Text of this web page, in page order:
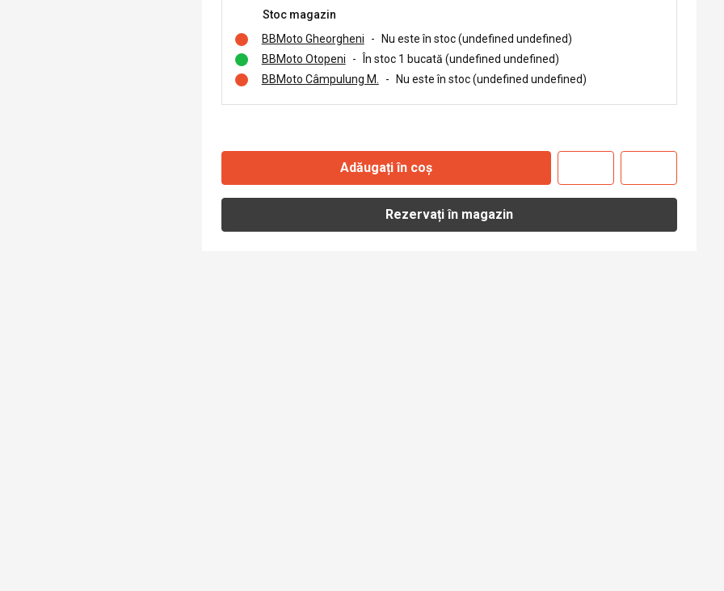
Stoc magazin
BBMoto Gheorgheni
-
Nu este în stoc (undefined undefined)
BBMoto Otopeni
-
În stoc 1 bucată (undefined undefined)
BBMoto Câmpulung M.
- Nu este în stoc (undefined undefined)
Adăugați în coș
Rezervați în magazin